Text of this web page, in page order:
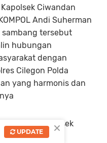
Ciwandan
Andi Suherman
sambang tersebut
hubungan
dengan
Cilegon Polda
yang harmonis dan
Polsek
Kita ciptakan×
UPDATE